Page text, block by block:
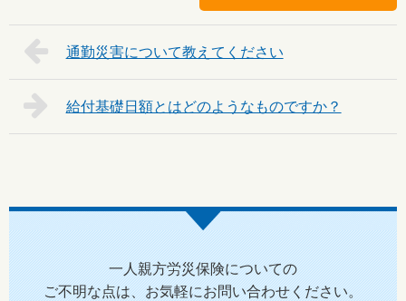
通勤災害について教えてください
給付基礎日額とはどのようなものですか？
一人親方労災保険についての
ご不明な点は、お気軽にお問い合わせください。